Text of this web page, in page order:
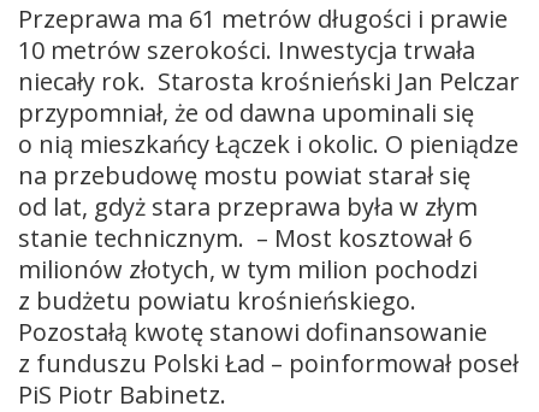
Przeprawa ma 61 metrów długości i prawie
10 metrów szerokości. Inwestycja trwała
niecały rok. Starosta krośnieński Jan Pelczar
przypomniał, że od dawna upominali się
o nią mieszkańcy Łączek i okolic. O pieniądze
na przebudowę mostu powiat starał się
od lat, gdyż stara przeprawa była w złym
stanie technicznym. – Most kosztował 6
milionów złotych, w tym milion pochodzi
z budżetu powiatu krośnieńskiego.
Pozostałą kwotę stanowi dofinansowanie
z funduszu Polski Ład – poinformował poseł
PiS Piotr Babinetz.